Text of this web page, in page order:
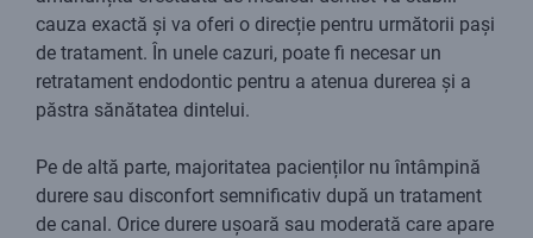
cauza exactă și va oferi o direcție pentru următorii pași
de tratament. În unele cazuri, poate fi necesar un
retratament endodontic pentru a atenua durerea și a
păstra sănătatea dintelui.
Pe de altă parte, majoritatea pacienților nu întâmpină
durere sau disconfort semnificativ după un tratament
de canal. Orice durere ușoară sau moderată care apare